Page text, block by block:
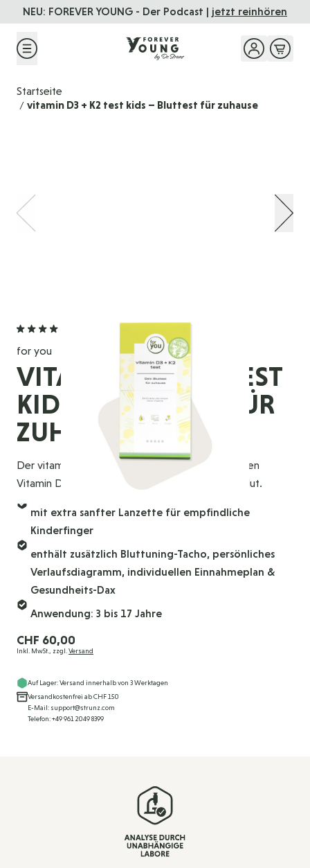
Direkt zum Inhalt
|jetzt reinhören FOREVER YOUNGDas Seminar- 01.
Startseite
/ vitamin D3 + K2 test kids – Bluttest für zuhause
for you
VITAMIN D3 + K2 TEST
KIDS – BLUTTEST FÜR
ZUHAUSE
Der vitamin D3 + K2 test kids bestimmt sowohl den
Vitamin D3- als auch den Vitamin K2-Spiegel im Blut.
mit extra sanfter Lanzette für empfindliche
Kinderfinger
enthält zusätzlich Bluttuning-Tacho, persönliches
Verlaufsdiagramm, individuellen Einnahmeplan &
Gesundheits-Dax
Anwendung: 3 bis 17 Jahre
CHF 60,00
Inkl. MwSt., zzgl. Versand
Auf Lager: Versand innerhalb von 3 Werktagen
Versandkostenfrei ab CHF 150
E-Mail: support@strunz.com
Telefon: +49 961 2049 8399